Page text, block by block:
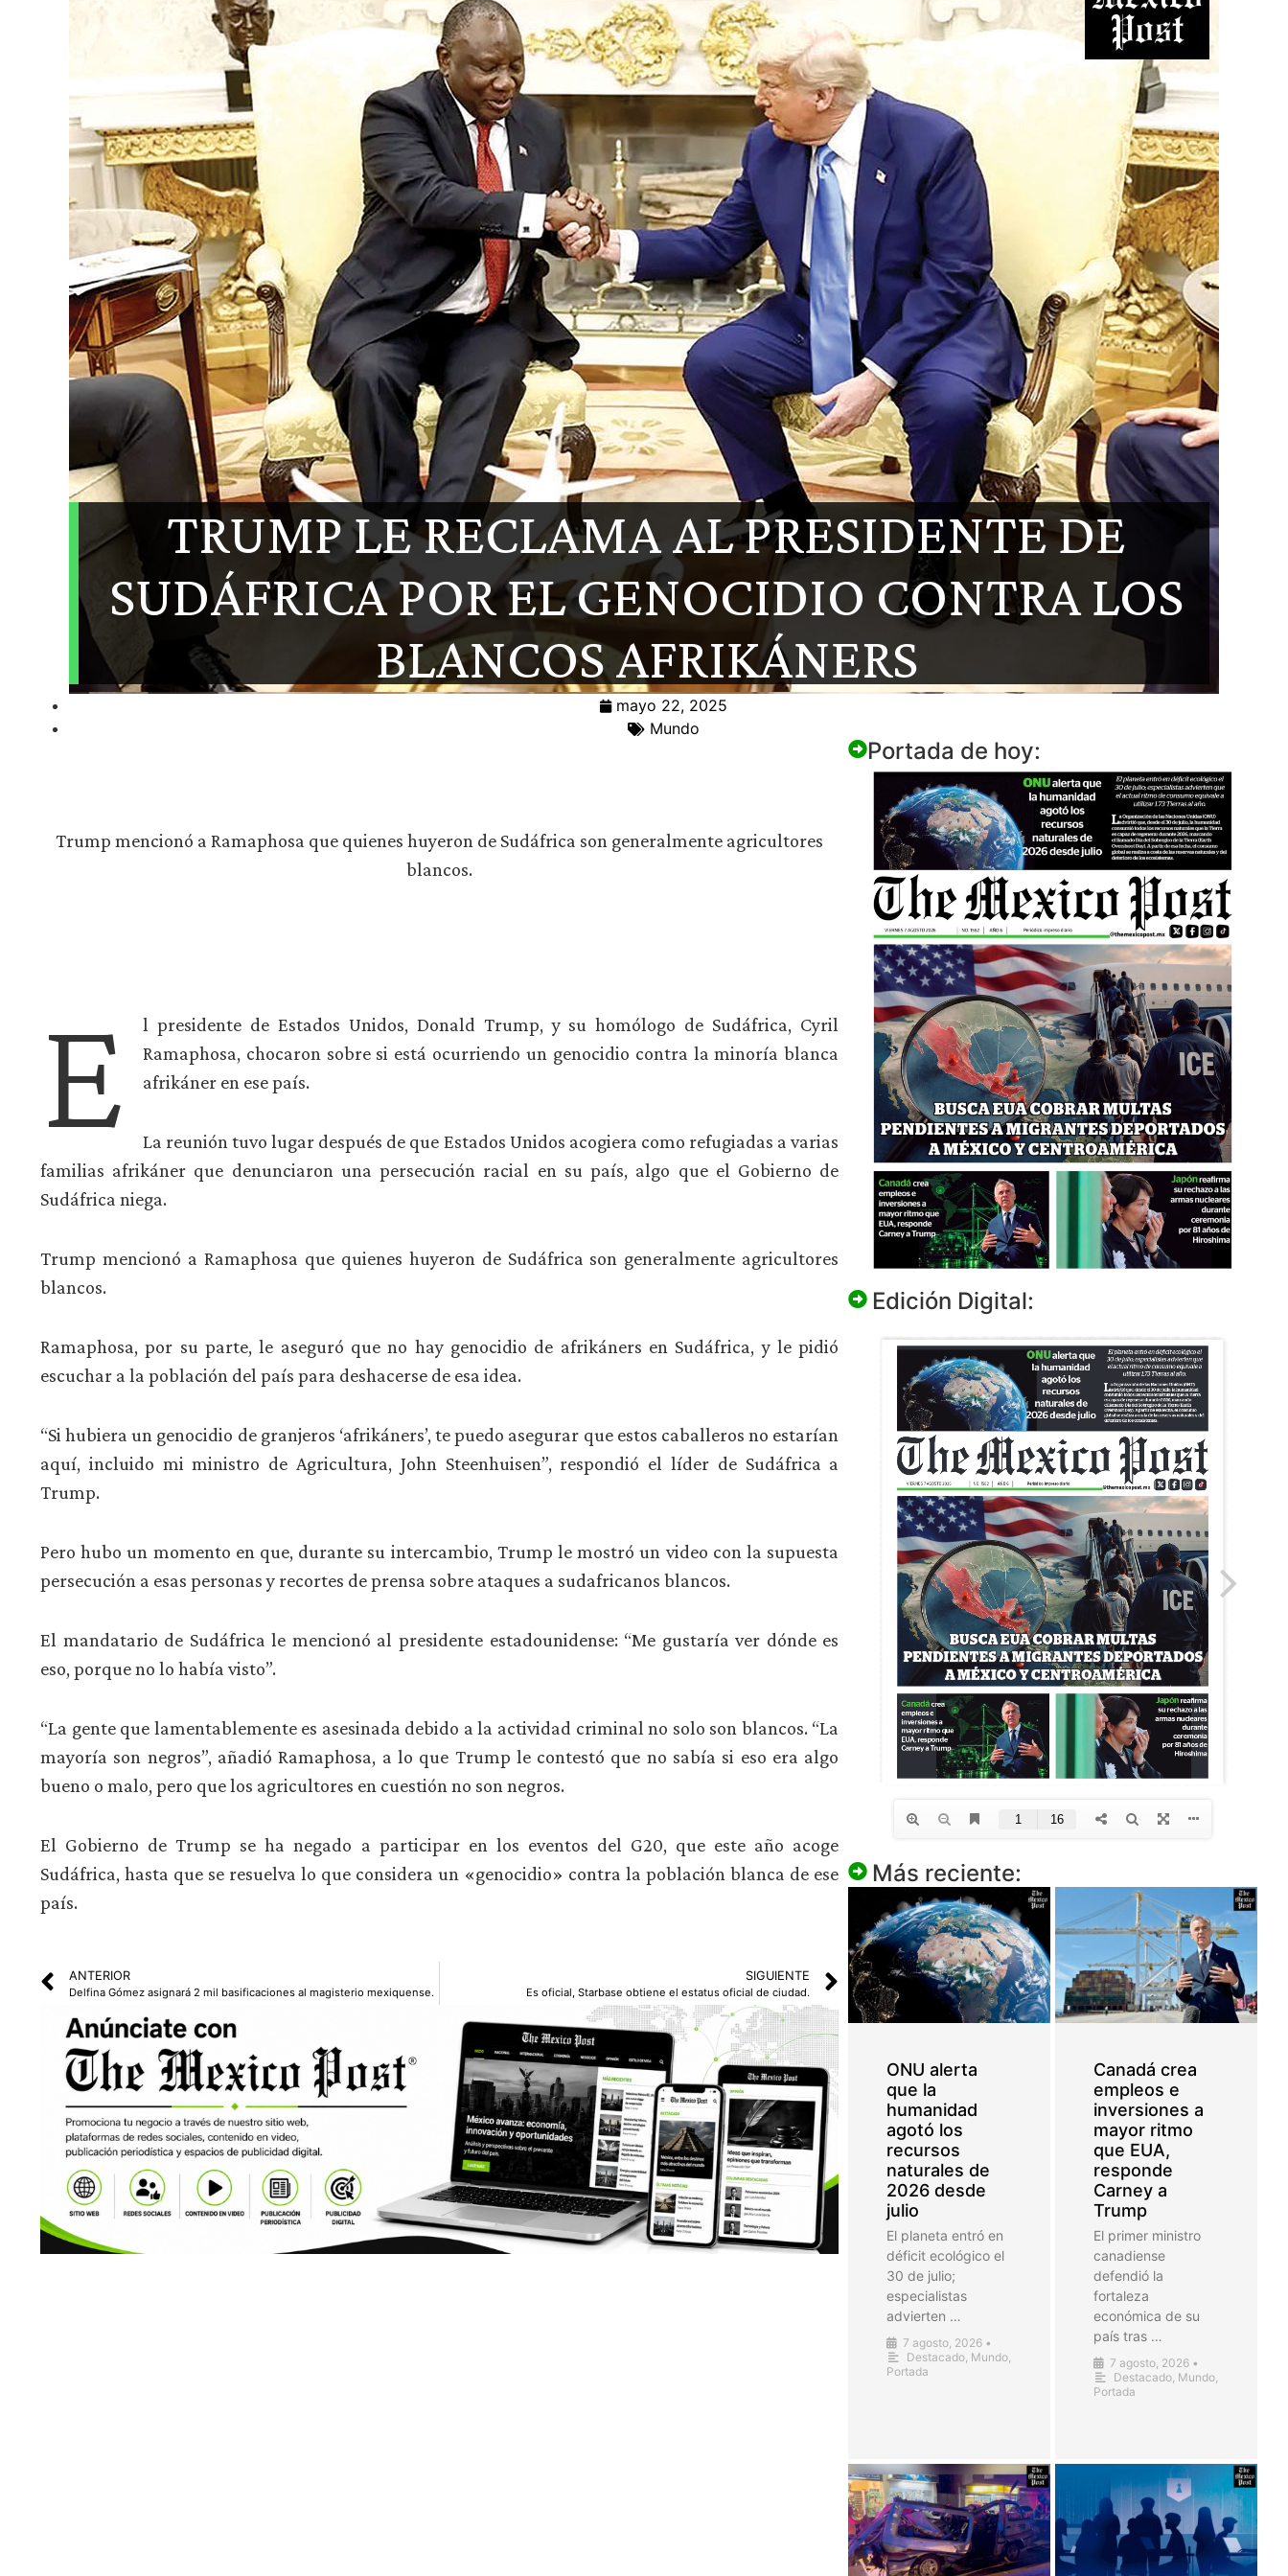
TRUMP LE RECLAMA AL PRESIDENTE DE
SUDÁFRICA POR EL GENOCIDIO CONTRA LOS
BLANCOS AFRIKÁNERS
mayo 22, 2025
Mundo
Trump mencionó a Ramaphosa que quienes huyeron de Sudáfrica son generalmente agricultores
blancos.
E
l presidente de Estados Unidos, Donald Trump, y su homólogo de Sudáfrica, Cyril
Ramaphosa, chocaron sobre si está ocurriendo un genocidio contra la minoría blanca
afrikáner en ese país.
La reunión tuvo lugar después de que Estados Unidos acogiera como refugiadas a varias
familias afrikáner que denunciaron una persecución racial en su país, algo que el Gobierno de
Sudáfrica niega.
Trump mencionó a Ramaphosa que quienes huyeron de Sudáfrica son generalmente agricultores
blancos.
Ramaphosa, por su parte, le aseguró que no hay genocidio de afrikáners en Sudáfrica, y le pidió
escuchar a la población del país para deshacerse de esa idea.
“Si hubiera un genocidio de granjeros ‘afrikáners’, te puedo asegurar que estos caballeros no estarían
aquí, incluido mi ministro de Agricultura, John Steenhuisen”, respondió el líder de Sudáfrica a
Trump.
Pero hubo un momento en que, durante su intercambio, Trump le mostró un video con la supuesta
persecución a esas personas y recortes de prensa sobre ataques a sudafricanos blancos.
El mandatario de Sudáfrica le mencionó al presidente estadounidense: “Me gustaría ver dónde es
eso, porque no lo había visto”.
“La gente que lamentablemente es asesinada debido a la actividad criminal no solo son blancos. “La
mayoría son negros”, añadió Ramaphosa, a lo que Trump le contestó que no sabía si eso era algo
bueno o malo, pero que los agricultores en cuestión no son negros.
El Gobierno de Trump se ha negado a participar en los eventos del G20, que este año acoge
Sudáfrica, hasta que se resuelva lo que considera un «genocidio» contra la población blanca de ese
país.
ANTERIOR
Delfina Gómez asignará 2 mil basificaciones al magisterio mexiquense.
SIGUIENTE
Es oficial, Starbase obtiene el estatus oficial de ciudad.
Portada de hoy:
Edición Digital:
Más reciente:
ONU alerta
que la
humanidad
agotó los
recursos
naturales de
2026 desde
julio
El planeta entró en
déficit ecológico el
30 de julio;
especialistas
advierten …
7 agosto, 2026 •
Destacado Mundo
Portada
Canadá crea
empleos e
inversiones a
mayor ritmo
que EUA,
responde
Carney a
Trump
El primer ministro
canadiense
defendió la
fortaleza
económica de su
país tras …
7 agosto, 2026 •
Destacado Mundo
Portada